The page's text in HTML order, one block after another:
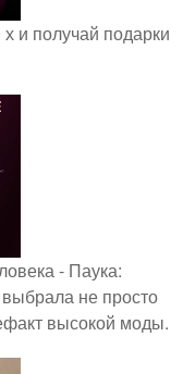
и получай подарки
- Паука:
не просто
высокой моды.